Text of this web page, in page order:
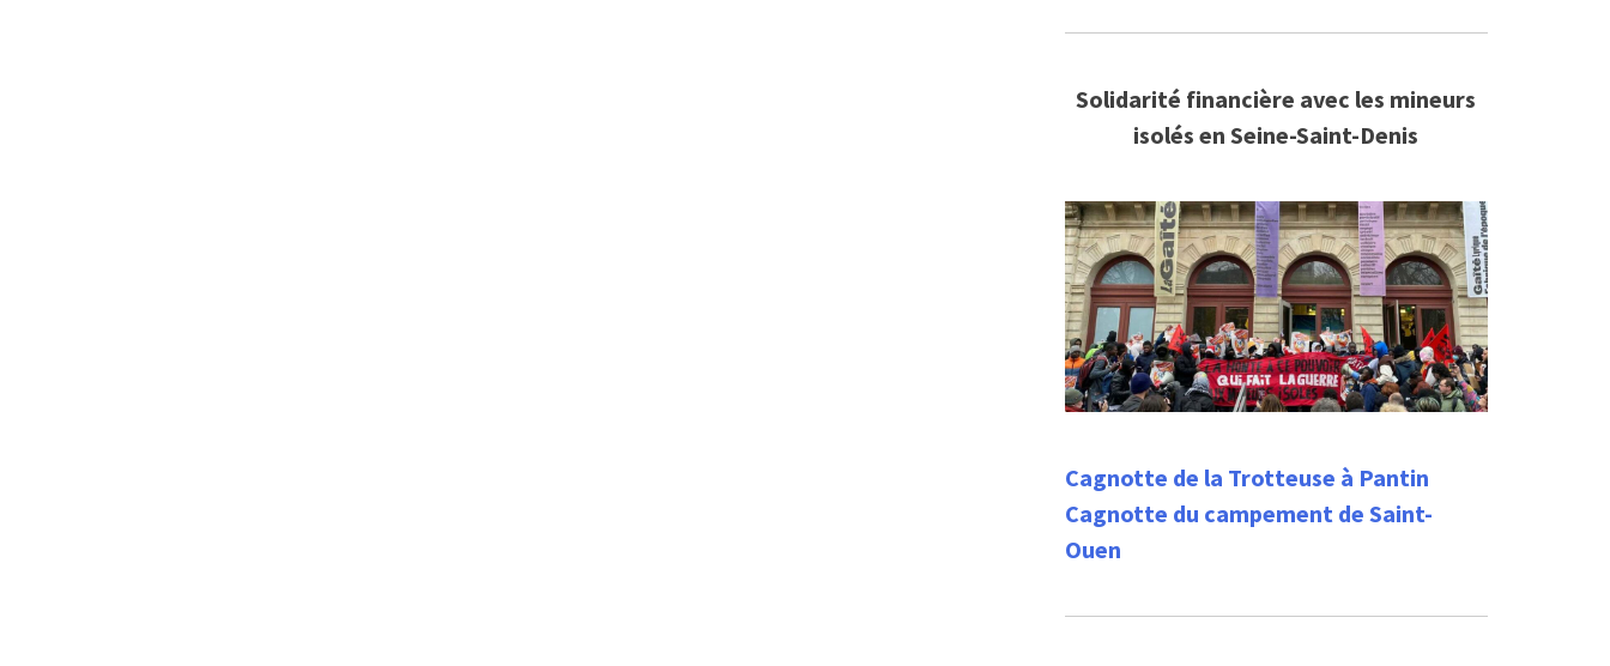
Solidarité financière avec les mineurs
isolés en Seine-Saint-Denis
Cagnotte de la Trotteuse à Pantin
Cagnotte du campement de Saint-
Ouen